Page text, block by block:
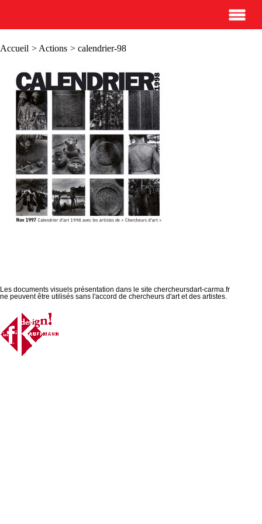
Accueil > Actions > calendrier-98
Les documents visuels présentation dans le site chercheursdart-carma.fr
ne peuvent être utilisés sans l'accord de chercheurs d'art et des artistes.